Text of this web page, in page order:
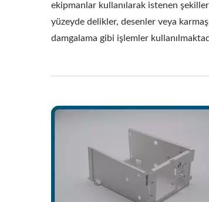
ekipmanlar kullanılarak istenen
yüzeyde delikler, desenler veya
damgalama gibi işlemler